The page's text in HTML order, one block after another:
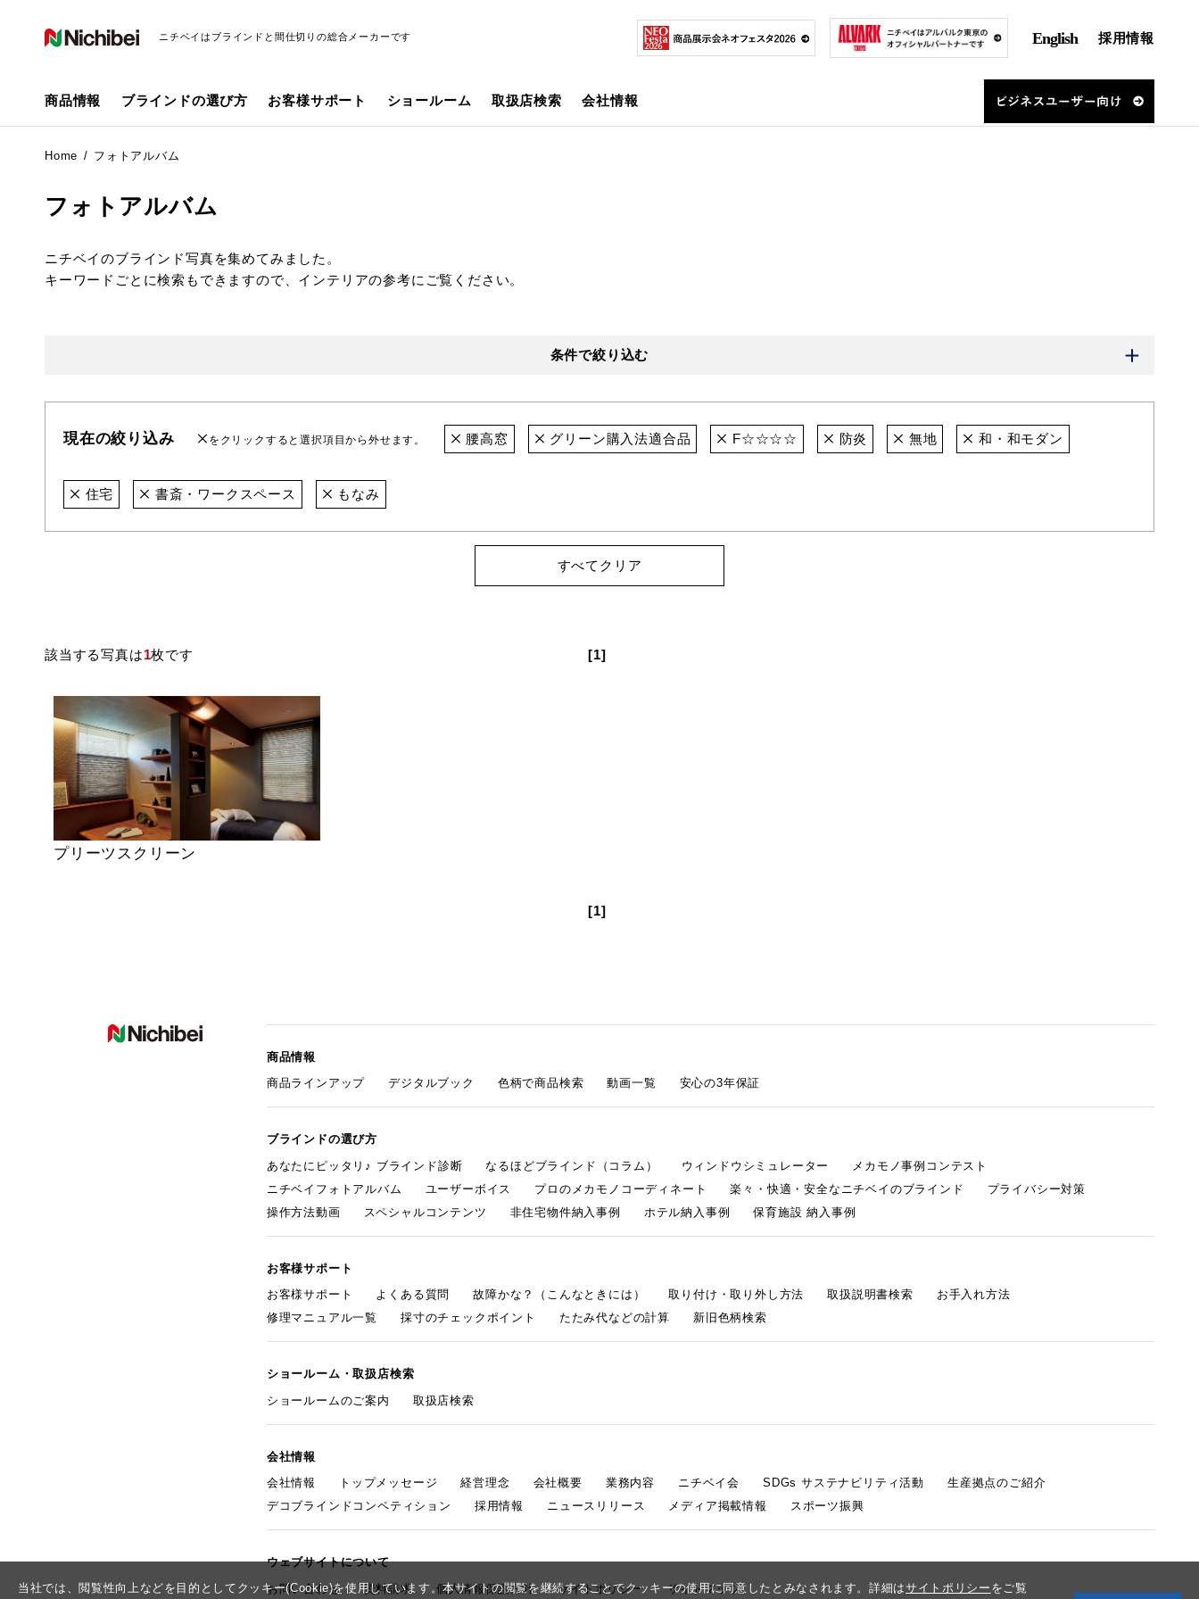
当社では、閲覧性向上などを目的としてクッキー(Cookie)を使用しています。本サイトの閲覧を継続することでクッキーの使用に同意したとみなされます。詳細はサイトポリシー をご覧
ニチベイはブラインドと間仕切りの総合メーカーです English 採用情報
商品情報 ブラインドの選び方 お客様サポート ショールーム 取扱店検索 会社情報
Home フォトアルバム
フォトアルバム
ニチベイのブラインド写真を集めてみました。
キーワードごとに検索もできますので、インテリアの参考にご覧ください。
条件で絞り込む
現在の絞り込み をクリックすると選択項目から外せます。 腰高窓 グリーン購入法適合品 F☆☆☆☆ 防炎 無地 和・和モダン
住宅 書斎・ワークスペース もなみ
すべてクリア
該当する写真は1枚です [1]
プリーツスクリーン
[1]
商品情報
商品ラインアップ
デジタルブック 色柄で商品検索 動画一覧 安心の3年保証
ブラインドの選び方
あなたにピッタリ♪ ブラインド診断
なるほどブラインド（コラム） ウィンドウシミュレーター
メカモノ事例コンテスト
ニチベイフォトアルバム
ユーザーボイス プロのメカモノコーディネート 楽々・快適・安全なニチベイのブラインド
プライバシー対策
操作方法動画
スペシャルコンテンツ 非住宅物件納入事例 ホテル納入事例 保育施設 納入事例
お客様サポート
お客様サポート
よくある質問 故障かな？（こんなときには） 取り付け・取り外し方法 取扱説明書検索
お手入れ方法
修理マニュアル一覧
採寸のチェックポイント たたみ代などの計算 新旧色柄検索
ショールーム・取扱店検索
ショールームのご案内
取扱店検索
会社情報
会社情報
トップメッセージ 経営理念 会社概要 業務内容 ニチベイ会 SDGs サステナビリティ活動
生産拠点のご紹介
デコブラインドコンペティション
採用情報 ニュースリリース メディア掲載情報 スポーツ振興
ウェブサイトについて
お問い合わせ
資料請求 個人情報保護方針 サイトポリシー サイトマップ